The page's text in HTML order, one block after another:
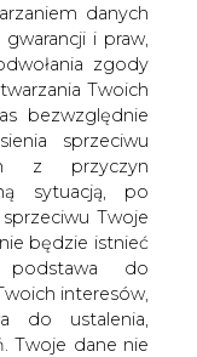
danych
i praw,
zgody
Twoich
bezwzględnie
sprzeciwu
z przyczyn
sytuacją, po
Twoje
będzie istnieć
podstawa do
interesów,
do ustalenia,
Twoje dane nie
Audi i
w tym